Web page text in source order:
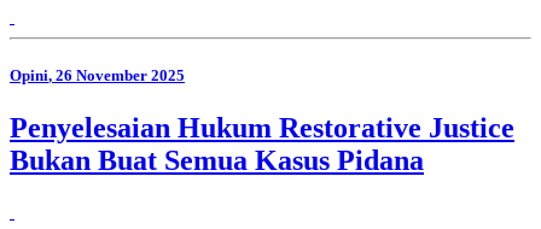
Opini, 26 November 2025
Penyelesaian Hukum Restorative Justice
Bukan Buat Semua Kasus Pidana